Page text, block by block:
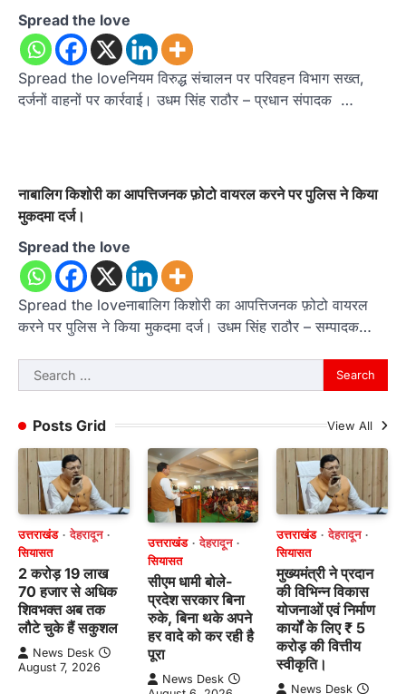
Spread the love
Spread the loveनियम विरुद्ध संचालन पर परिवहन विभाग सख्त,
दर्जनों वाहनों पर कार्रवाई। उधम सिंह राठौर – प्रधान संपादक …
नाबालिग किशोरी का आपत्तिजनक फ़ोटो वायरल करने पर पुलिस ने किया
मुकदमा दर्ज।
Spread the love
Spread the loveनाबालिग किशोरी का आपत्तिजनक फ़ोटो वायरल
करने पर पुलिस ने किया मुकदमा दर्ज। उधम सिंह राठौर – सम्पादक…
Search
for:
Posts Grid
View All
उत्तराखंड
देहरादून
सियासत
2 करोड़ 19 लाख
70 हजार से अधिक
शिवभक्त अब तक
लौटे चुके हैं सकुशल
News Desk
August 7, 2026
उत्तराखंड
देहरादून
सियासत
सीएम धामी बोले-
प्रदेश सरकार बिना
रुके, बिना थके अपने
हर वादे को कर रही है
पूरा
News Desk
उत्तराखंड
देहरादून
सियासत
मुख्यमंत्री ने प्रदान
की विभिन्न विकास
योजनाओं एवं निर्माण
कार्यों के लिए ₹ 5
करोड़ की वित्तीय
स्वीकृति।
News Desk